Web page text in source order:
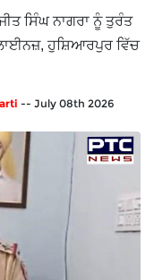
ਸਿੰਘ ਨਾਗਰਾ ਨੂੰ ਤੁਰੰਤ
ਹੁਸ਼ਿਆਰਪੁਰ ਵਿੱਚ
-- July 08th 2026